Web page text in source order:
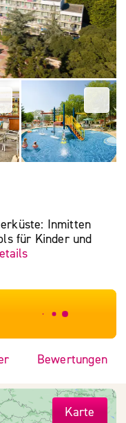
Inmitten
für Kinder und
***************
Bewertungen
Karte